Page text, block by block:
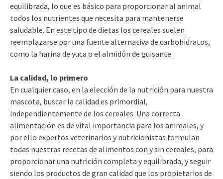
equilibrada, lo que es básico para proporcionar al animal
todos los nutrientes que necesita para mantenerse
saludable. En este tipo de dietas los cereales suelen
reemplazarse por una fuente alternativa de carbohidratos,
como la harina de yuca o el almidón de guisante.
La calidad, lo primero
En cualquier caso, en la elección de la nutrición para nuestra
mascota, buscar la calidad es primordial,
independientemente de los cereales. Una correcta
alimentación es de vital importancia para los animales, y
por ello expertos veterinarios y nutricionistas formulan
todas nuestras recetas de alimentos con y sin cereales, para
proporcionar una nutrición completa y equilibrada, y seguir
siendo los productos de gran calidad que los propietarios de